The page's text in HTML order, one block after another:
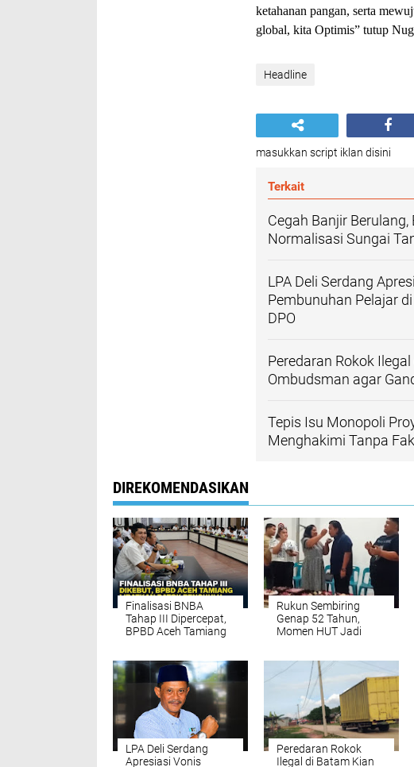
ketahanan pangan, serta
global, kita Optimis” tutup
Headline
masukkan script iklan disini
Terkait
Cegah Banjir
Normalisasi Sungai
LPA Deli Serdang
Pembunuhan Pelajar
DPO
Peredaran Rokok
Ombudsman agar
Tepis Isu Monopoli
Menghakimi Tanpa
DIREKOMENDASIKAN
Finalisasi BNBA
Tahap III Dipercepat,
BPBD Aceh Tamiang
Tepat Sasaran
Rukun Sembiring
Genap 52 Tahun,
Momen HUT Jadi
Sumut
LPA Deli Serdang
Apresiasi Vonis
Peredaran Rokok
Ilegal di Batam Kian